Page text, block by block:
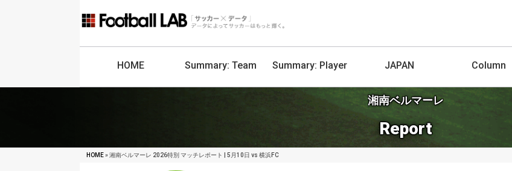
HOME Summary: Team Summary: Player JAPAN Column
湘南ベルマーレ
Report
HOME» 湘南ベルマーレ 2026特別 マッチレポート | 5月10日 vs 横浜FC